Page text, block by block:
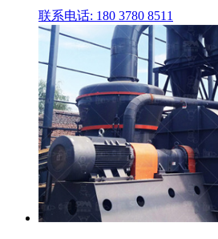
联系电话: 180 3780 8511